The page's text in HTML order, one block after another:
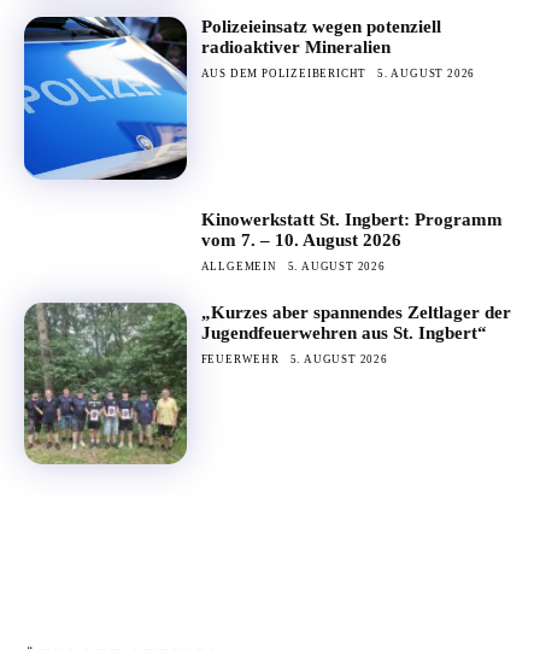
Polizeieinsatz wegen potenziell
radioaktiver Mineralien
AUS DEM POLIZEIBERICHT 5. AUGUST 2026
Kinowerkstatt St. Ingbert: Programm
vom 7. – 10. August 2026
ALLGEMEIN 5. AUGUST 2026
„Kurzes aber spannendes Zeltlager der
Jugendfeuerwehren aus St. Ingbert“
FEUERWEHR 5. AUGUST 2026